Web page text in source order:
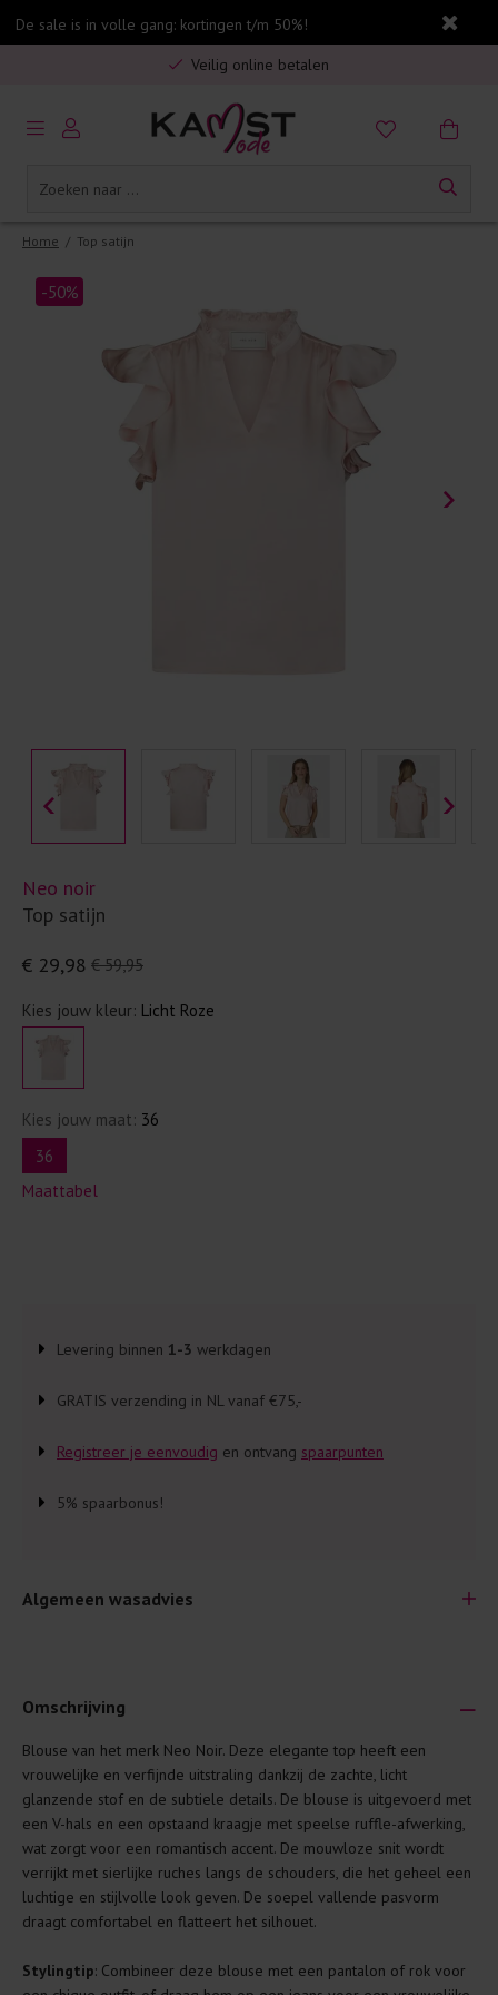
De sale is in volle gang: kortingen t/m 50%!
Gratis verzending in Nederland vanaf €75,-
Veilig online betalen
5% spaarbonus op jouw aankoop
Gratis verzending in Nederland vanaf €75,-
Home / Top satijn
-50%
Neo noir
Top satijn
€ 59,95
€ 29,98
Kies jouw kleur: Licht Roze
Kies jouw maat: 36
36
Maattabel
Levering binnen 1-3 werkdagen
GRATIS verzending in NL vanaf €75,-
Registreer je eenvoudig en ontvang spaarpunten
5% spaarbonus!
Algemeen wasadvies
Je wilt natuurlijk lang plezier hebben van je nieuwe kleding.
Daarom geven wij een aantal algemene was-tips:
Lees altijd eerst even het was-etiket.
Was kleding binnenste buiten. Dat beschermt de
buitenkant.
Wees zuinig met wasmiddel. Per kledingstuk is een drupje
Was zo koud mogelijk. Op 20 of 30 graden wassen is vaak
Omschrijving
Blouse van het merk Neo Noir. Deze elegante top heeft een
vrouwelijke en verfijnde uitstraling dankzij de zachte, licht
glanzende stof en de subtiele details. De blouse is uitgevoerd met
een V-hals en een opstaand kraagje met speelse ruffle-afwerking,
wat zorgt voor een romantisch accent. De mouwloze snit wordt
verrijkt met sierlijke ruches langs de schouders, die het geheel een
luchtige en stijlvolle look geven. De soepel vallende pasvorm
draagt comfortabel en flatteert het silhouet.
Stylingtip: Combineer deze blouse met een pantalon of rok voor